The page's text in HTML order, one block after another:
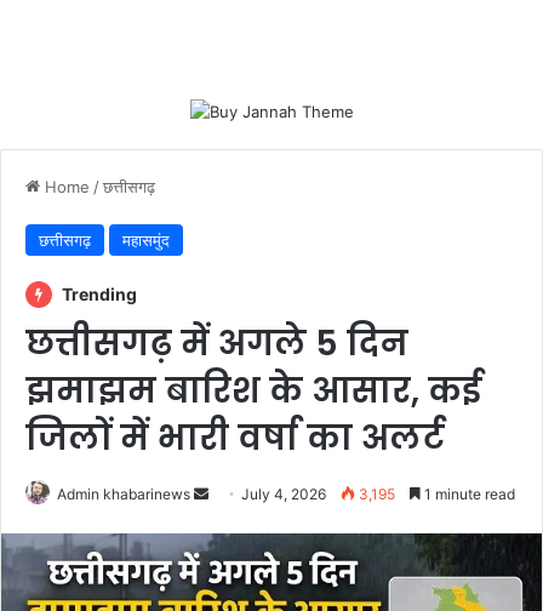
Home /छत्तीसगढ़
छत्तीसगढ़ महासमुंद
Trending
छत्तीसगढ़ में अगले 5 दिन
झमाझम बारिश के आसार, कई
जिलों में भारी वर्षा का अलर्ट
Admin khabarinews
Send
email
July 4, 2026 3,195 1 minute read